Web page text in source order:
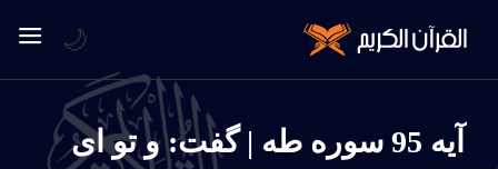
آیه 95 سوره طه | گفت: و تو اى
🌙